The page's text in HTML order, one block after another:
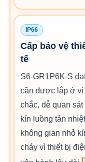
IP66
Cấp bảo vệ
tế
S6-GR1P6K-S
cần được lắp ở vị
chắc, dễ quan
kín luồng tản
không gian nhỏ
cháy vì thiết bị